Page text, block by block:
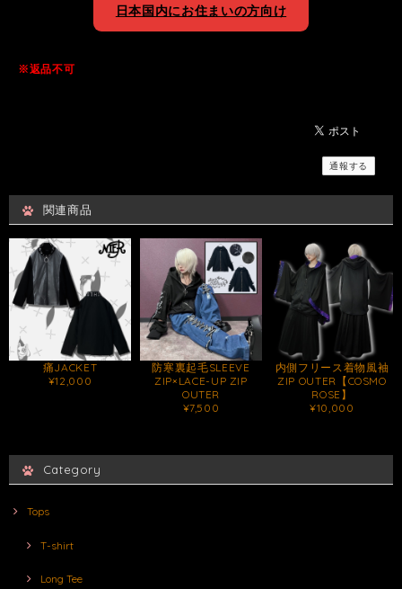
日本国内にお住まいの方向け
※返品不可
通報する
関連商品
痛JACKET
¥12,000
防寒裏起毛SLEEVE
ZIP×LACE-UP ZIP
OUTER
¥7,500
内側フリース着物風袖
ZIP OUTER【COSMO
ROSE】
¥10,000
Category
Tops
T-shirt
Long Tee